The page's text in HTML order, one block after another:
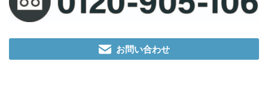
お問い合わせ